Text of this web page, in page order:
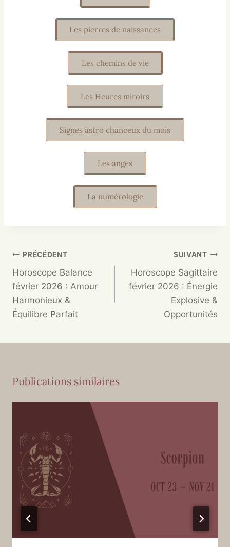
Les pierres de naissances
Les chemins de vie
Les Heures miroirs
Signes astro chanceux du mois
Les anges
La numérologie
PRÉCÉDENT
Horoscope Balance
février 2026 : Amour
Harmonieux &
Équilibre Parfait
SUIVANT
Horoscope Sagittaire
février 2026 : Énergie
Explosive &
Opportunités
Publications similaires